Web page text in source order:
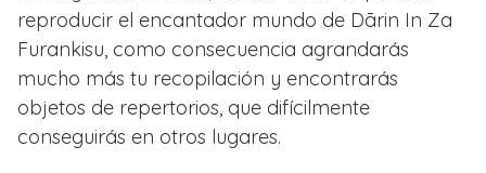
reproducir el encantador mundo de Dārin In Za
Furankisu, como consecuencia agrandarás
mucho más tu recopilación y encontrarás
objetos de repertorios, que difícilmente
conseguirás en otros lugares.